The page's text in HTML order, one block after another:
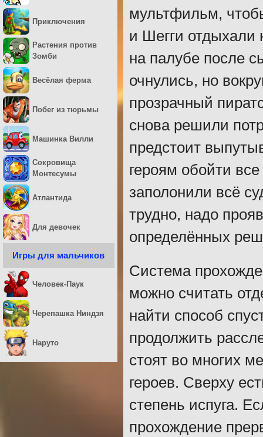
мультфильм,
и Шегги отдыхали
на палубе после
очнулись, но
прозрачный
снова решили
предстоит
героям обойти
заполонили всё
трудно, надо
определённых
Система
можно считать
найти способ
продолжить
стоят во многих
героев. Сверху
степень испуга.
прохождение
Приключения
Растения против
Зомби
Весёлая ферма
Побег из тюрьмы
Машинка Вилли
Сокровища
Монтесумы
Атлантида
Для девочек
Игры для мальчиков
Человек-Паук
Черепашка Ниндзя
Наруто